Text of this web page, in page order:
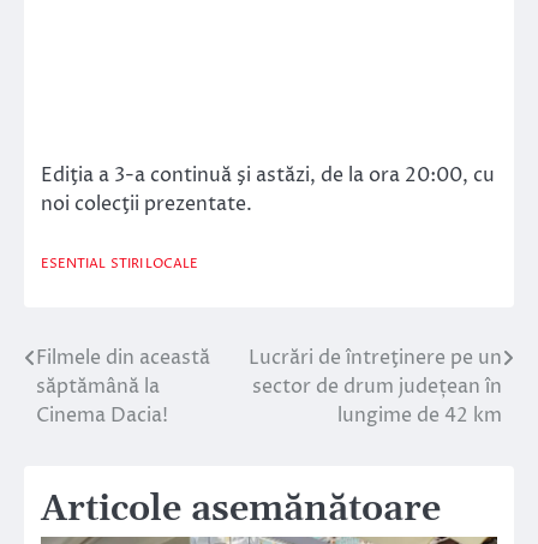
Ediţia a 3-a continuă şi astăzi, de la ora 20:00, cu
noi colecţii prezentate.
ESENTIAL STIRI LOCALE
Navigare
în
Filmele din această
săptămână la
Cinema Dacia!
Lucrări de întreţinere pe un
sector de drum județean în
lungime de 42 km
Articole asemănătoare